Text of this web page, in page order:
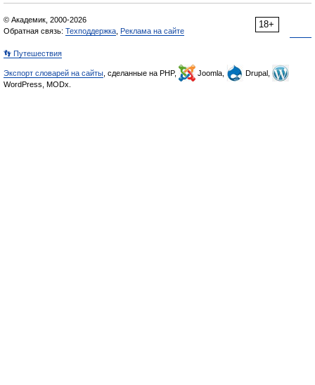
18+
© Академик, 2000-2026
Обратная связь: Техподдержка Реклама на сайте
👣 Путешествия
Экспорт словарей на сайты , сделанные на PHP, Joomla,
Drupal,
WordPress, MODx.